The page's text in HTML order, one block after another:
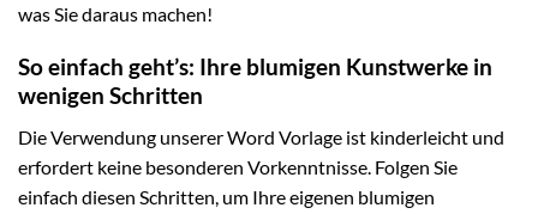
was Sie daraus machen!
So einfach geht’s: Ihre blumigen Kunstwerke in
wenigen Schritten
Die Verwendung unserer Word Vorlage ist kinderleicht und
erfordert keine besonderen Vorkenntnisse. Folgen Sie
einfach diesen Schritten, um Ihre eigenen blumigen